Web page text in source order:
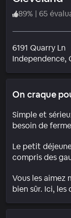
89% | 65
6191 Quarry Ln
Independence,
On craque
Simple et
besoin de
Le petit
compris des
Vous les aimez
bien sûr. Ici,